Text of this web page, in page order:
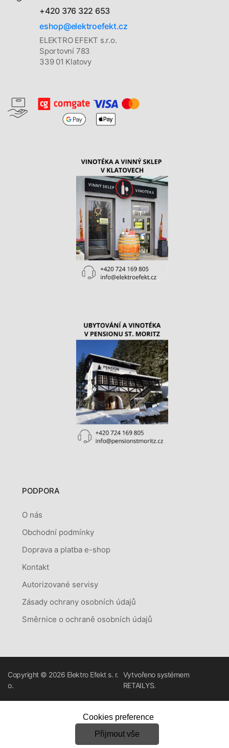
+420 376 322 653
eshop@elektroefekt.cz
ELEKTRO EFEKT s.r.o.
Sportovní 783
339 01 Klatovy
PODPORA
O nás
Obchodní podmínky
Doprava a platba e-shop
Kontakt
Autorizované servisy
Zásady ochrany osobních údajů
Směrnice o ochraně osobních údajů
Copyright © 2026 Elektro Efekt s. r.
o.
Vytvořeno systémem
RETAILYS.
Cookies preference
Přijmout vše